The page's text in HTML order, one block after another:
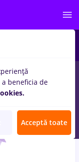
pentru
beneficia de
Acceptă toate